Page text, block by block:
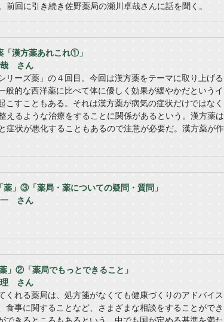
回に引き続き佐野薬局の瀬川卓哉さんに話を聞く。
「漢方薬あれこれ①」
哉 さん
リーズ薬」の４回目。今回は漢方薬をテーマに取り上げ
般的な西洋薬に比べて体に優しく効果が緩やかだという
こすこともある。それは漢方薬が病気の症状だけではな
えるような治療をすることに関係があるという。漢方薬
症状が悪化することもあるので注意が必要だ。漢方薬が
薬」③「薬局・薬についての疑問・質問」
一 さん
」②「薬局でもっとできること」
理 さん
くれる薬局は、処方箋がなくても健康づくりのアドバイ
食事に関することなど、さまざまな相談をすることがで
できるところもあるという。中でも国が定める基準を満